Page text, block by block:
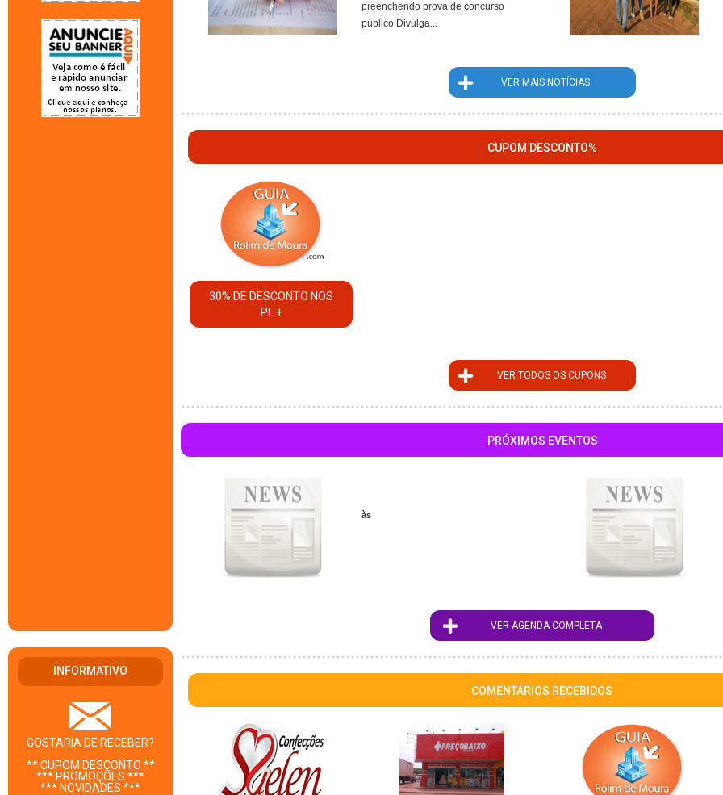
INFORMATIVO
GOSTARIA DE RECEBER?
** CUPOM DESCONTO **
*** PROMOÇÕES ***
*** NOVIDADES ***
preenchendo prova de concurso
público Divulga...
VER MAIS NOTÍCIAS
CUPOM DESCONTO%
30% DE DESCONTO NOS
PL +
VER TODOS OS CUPONS
PRÓXIMOS EVENTOS
às
VER AGENDA COMPLETA
COMENTÁRIOS RECEBIDOS